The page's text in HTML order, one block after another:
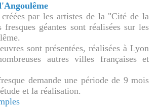
par les artistes de la "Cité de la
fresques géantes sont réalisées sur les
sont présentées, réalisées à Lyon
autres villes françaises et
demande une période de 9 mois
et la réalisation.